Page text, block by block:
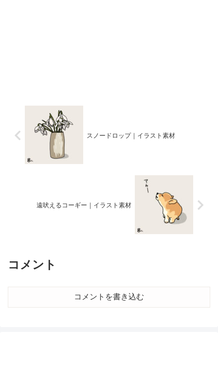
スノードロップ｜イラスト素材
遠吠えるコーギー｜イラスト素材
コメント
コメントを書き込む